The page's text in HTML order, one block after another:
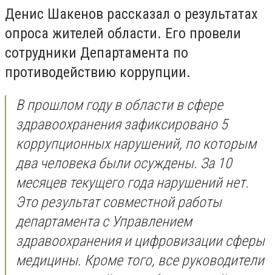
Денис Шакенов рассказал о результатах
опроса жителей области. Его провели
сотрудники Департамента по
противодействию коррупции.
В прошлом году в области в сфере
здравоохранения зафиксировано 5
коррупционных нарушений, по которым
два человека были осуждены. За 10
месяцев текущего года нарушений нет.
Это результат совместной работы
департамента с Управлением
здравоохранения и цифровизации сферы
медицины. Кроме того, все руководители